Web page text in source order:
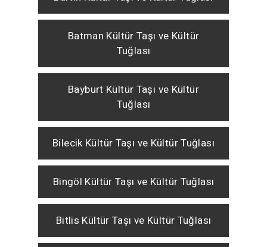
Batman Kültür Taşı ve Kültür
Tuğlası
Bayburt Kültür Taşı ve Kültür
Tuğlası
Bilecik Kültür Taşı ve Kültür Tuğlası
Bingöl Kültür Taşı ve Kültür Tuğlası
Bitlis Kültür Taşı ve Kültür Tuğlası